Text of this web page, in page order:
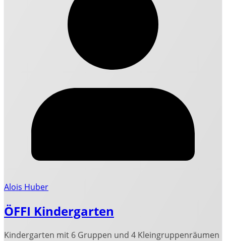
Alois Huber
ÖFFI Kindergarten
Kindergarten mit 6 Gruppen und 4 Kleingruppenräumen